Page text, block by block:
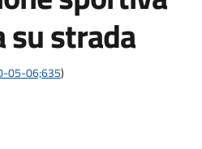
strada
05-06;635)